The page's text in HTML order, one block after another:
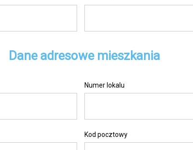
Dane adresowe mieszkania
Numer lokalu
Kod pocztowy